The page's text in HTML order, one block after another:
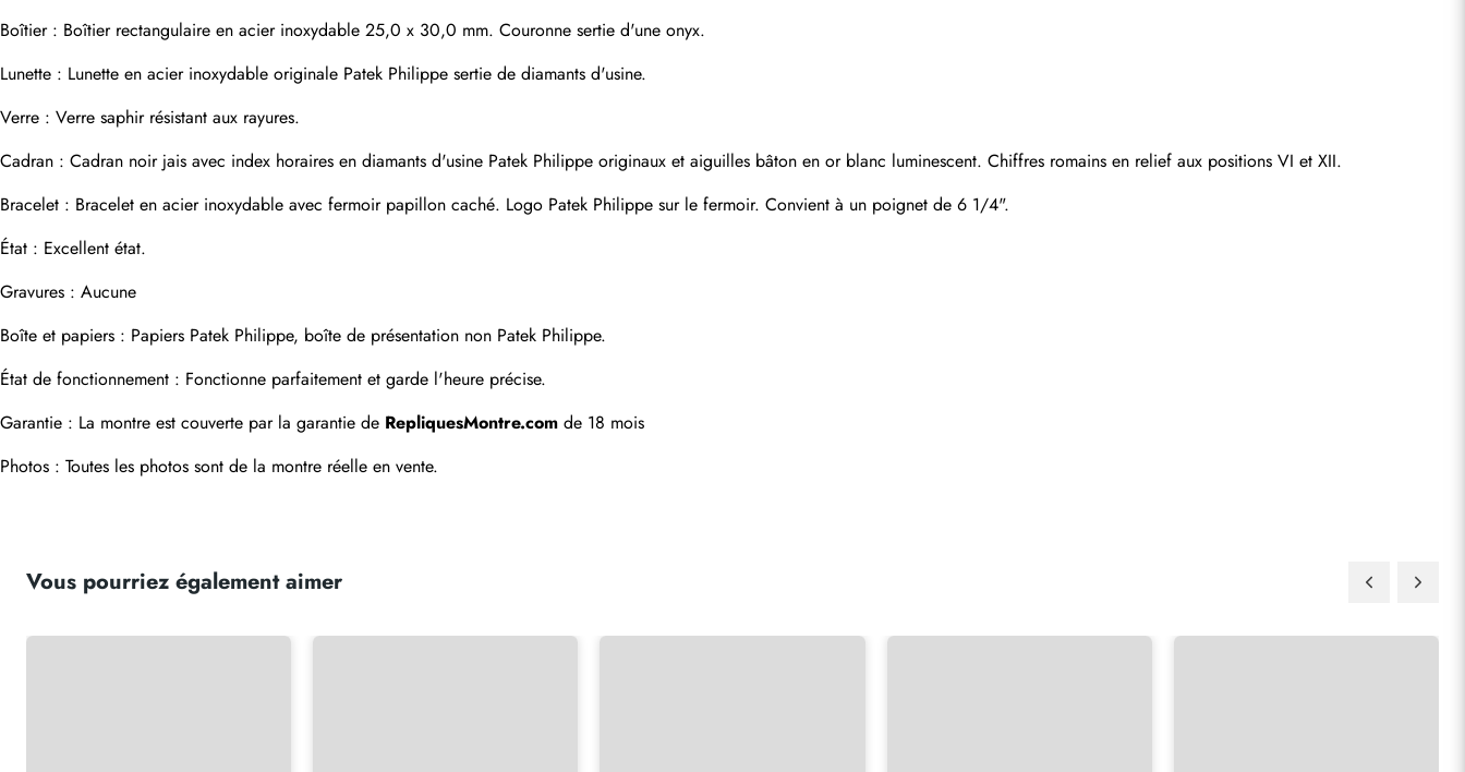
Boîtier : Boîtier rectangulaire en acier inoxydable 25,0 x 30,0 mm. Couronne sertie d'une onyx.
Lunette : Lunette en acier inoxydable originale Patek Philippe sertie de diamants d'usine.
Verre : Verre saphir résistant aux rayures.
Cadran : Cadran noir jais avec index horaires en diamants d'usine Patek Philippe originaux et aiguilles bâton en or blanc luminescent. Chiffres romains en relief aux positions VI et XII.
Bracelet : Bracelet en acier inoxydable avec fermoir papillon caché. Logo Patek Philippe sur le fermoir. Convient à un poignet de 6 1/4".
État : Excellent état.
Gravures : Aucune
Boîte et papiers : Papiers Patek Philippe, boîte de présentation non Patek Philippe.
État de fonctionnement : Fonctionne parfaitement et garde l'heure précise.
Garantie : La montre est couverte par la garantie de RepliquesMontre.com de 18 mois
Photos : Toutes les photos sont de la montre réelle en vente.
Vous pourriez également aimer
soumettre
Message